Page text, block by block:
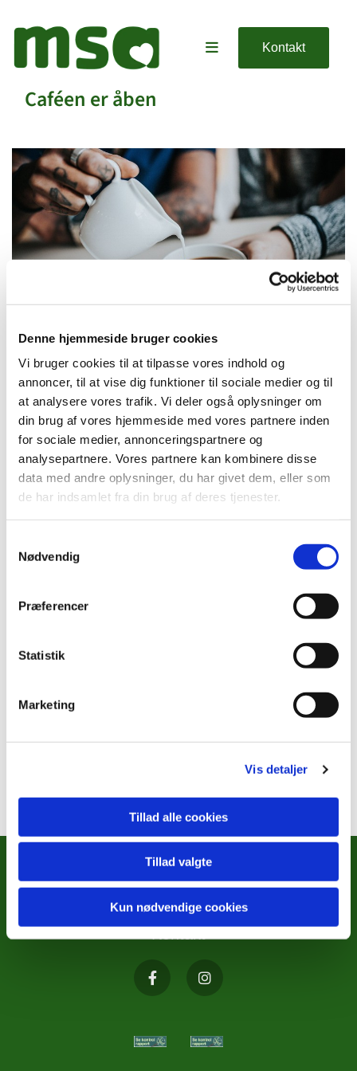
Denne hjemmeside bruger cookies
Vi bruger cookies til at tilpasse vores indhold og
annoncer, til at vise dig funktioner til sociale medier og til
at analysere vores trafik. Vi deler også oplysninger om
din brug af vores hjemmeside med vores partnere inden
for sociale medier, annonceringspartnere og
analysepartnere. Vores partnere kan kombinere disse
data med andre oplysninger, du har givet dem, eller som
de har indsamlet fra din brug af deres tjenester.
Nødvendig
Præferencer
Statistik
Marketing
Vis detaljer
Tillad alle cookies
Tillad valgte
Kun nødvendige cookies
Kontakt
Caféen er åben
Onsdag 26. maj 2027, kl. 09:00 - 14:00
Cafe, Rigensgade 21, 1316 København K
METODISTKIRKENS SOCIALE
ARBEJDE
Kontakt